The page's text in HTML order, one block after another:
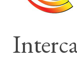
Recursos